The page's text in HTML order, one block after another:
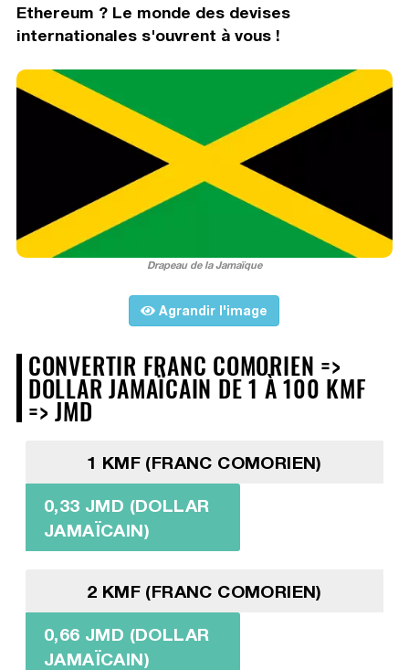
Ethereum ? Le monde des devises
internationales s'ouvrent à vous !
Drapeau de la Jamaïque
Agrandir l'image
CONVERTIR FRANC COMORIEN =>
DOLLAR JAMAÏCAIN DE 1 À 100 KMF
=> JMD
1 KMF (FRANC COMORIEN)
0,33 JMD (DOLLAR
JAMAÏCAIN)
2 KMF (FRANC COMORIEN)
0,66 JMD (DOLLAR
JAMAÏCAIN)